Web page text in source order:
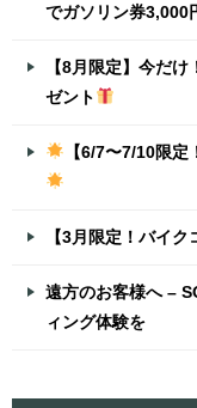
でガソリン券3,000
【8月限定】今だ
ゼント
【6/7〜7/10限
【3月限定！バイ
遠方のお客様へ –
ィング体験を